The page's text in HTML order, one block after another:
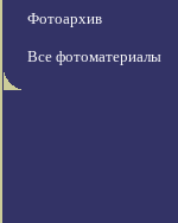
Фотоархив
Все фотоматериалы